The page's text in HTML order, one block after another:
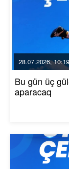
28.07.2026, 10:19
Bu gün üç
aparacaq